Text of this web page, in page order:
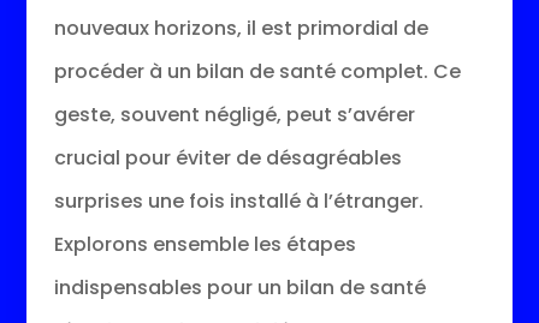
nouveaux horizons, il est primordial de
procéder à un bilan de santé complet. Ce
geste, souvent négligé, peut s’avérer
crucial pour éviter de désagréables
surprises une fois installé à l’étranger.
Explorons ensemble les étapes
indispensables pour un bilan de santé